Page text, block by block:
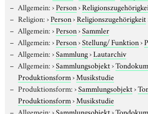
Allgemein:›Person›
Religion:›Person›Religionszugehörigkeit
Allgemein:›Person›Sammler
Allgemein:›Person›Stellung/ Funktion›
Allgemein:›Sammlung›Lautarchiv
Allgemein:›Sammlungsobjekt›
Produktionsform›Musikstudie
Produktionsform:›Sammlungsobjekt›
Produktionsform›Musikstudie
Allgemein:›Sammlungsobjekt›